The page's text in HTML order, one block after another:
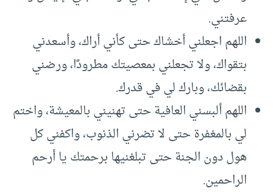
عرفتني.
اللهم اجعلني أخشاك حتى كأني أراك، وأسعدني
بتقواك، ولا تجعلني بمعصيتك مطرودًا، ورضني
بقضائك، وبارك لي في قدرك.
اللهم ألبسني العافية حتى تهنيني بالمعيشة، واختم
لي بالمغفرة حتى لا تضرني الذنوب، واكفني كل
هول دون الجنة حتى تبلغنيها برحمتك يا أرحم
الراحمين.